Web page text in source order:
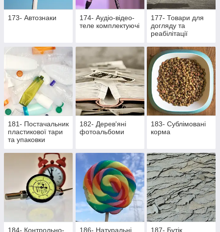
173- Автознаки
174- Аудіо-відео-
теле комплектуючі
177- Товари для
догляду та
реабілітації
активних пацієнтів
181- Постачальник
пластикової тари
та упаковки
182- Дерев'яні
фотоальбоми
183- Сублімовані
корма
184- Контрольно- 186- Натуральні 187- Бутік